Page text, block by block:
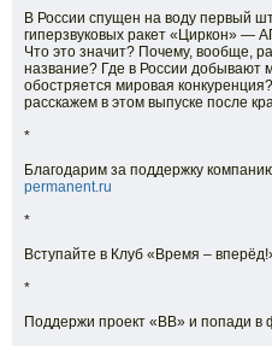
В России спущен на воду первый
гиперзвуковых ракет «Циркон» —
Что это значит? Почему, вообще,
название? Где в России добывают
обостряется мировая
расскажем в этом выпуске после
*
Благодарим за поддержку
permanent.ru
*
Вступайте в Клуб «Время –
*
Поддержи проект «ВВ» и попади в